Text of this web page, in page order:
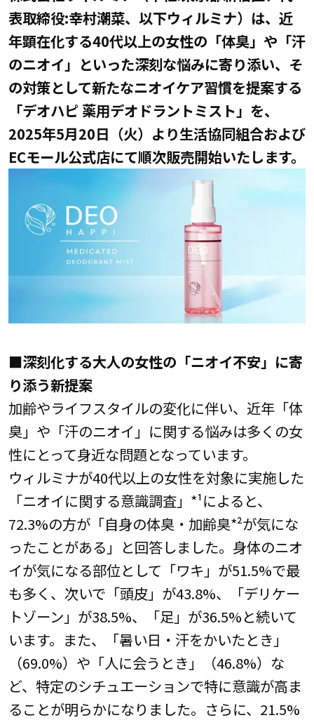
表取締役:幸村潮菜、以下ウィルミナ）は、近
年顕在化する40代以上の女性の「体臭」や「汗
のニオイ」といった深刻な悩みに寄り添い、そ
の対策として新たなニオイケア習慣を提案する
「デオハピ 薬用デオドラントミスト」を、
2025年5月20日（火）より生活協同組合および
ECモール公式店にて順次販売開始いたします。
■深刻化する大人の女性の「ニオイ不安」に寄
り添う新提案
加齢やライフスタイルの変化に伴い、近年「体
臭」や「汗のニオイ」に関する悩みは多くの女
性にとって身近な問題となっています。
ウィルミナが40代以上の女性を対象に実施した
「ニオイに関する意識調査」*¹によると、
72.3%の方が「自身の体臭・加齢臭*²が気にな
ったことがある」と回答しました。身体のニオ
イが気になる部位として「ワキ」が51.5%で最
も多く、次いで「頭皮」が43.8%、「デリケー
トゾーン」が38.5%、「足」が36.5%と続いて
います。また、「暑い日・汗をかいたとき」
（69.0%）や「人に会うとき」（46.8%）な
ど、特定のシチュエーションで特に意識が高ま
ることが明らかになりました。さらに、21.5%